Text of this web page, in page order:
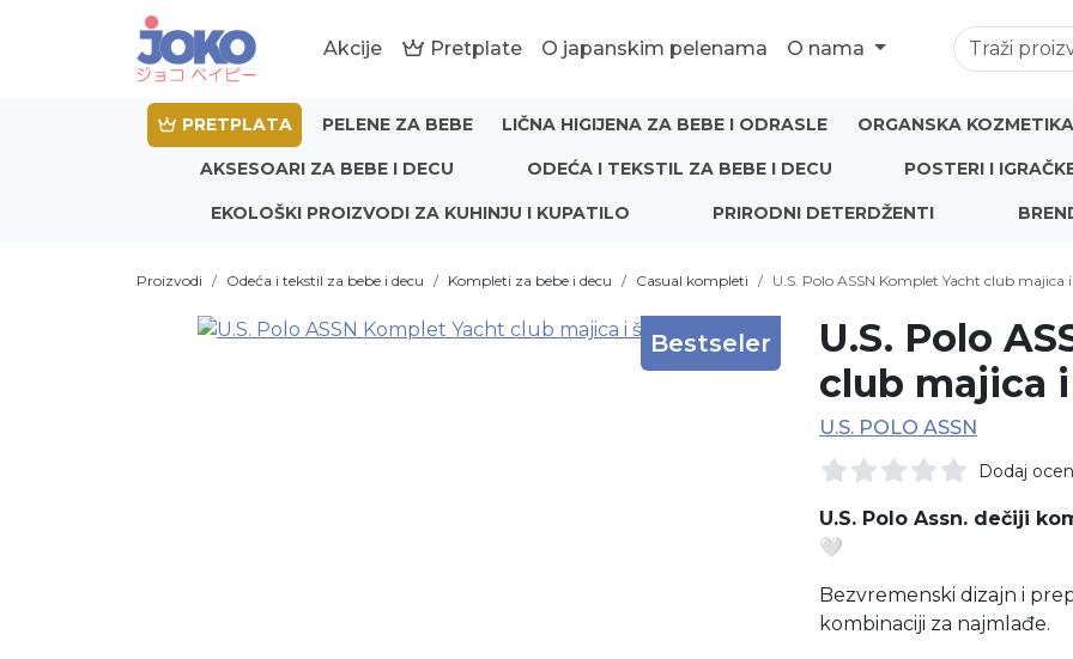
Akcije Pretplate O japanskim pelenama O nama
PRETPLATA PELENE ZA BEBE LIČNA HIGIJENA ZA BEBE I ODRASLE ORGANSKA
AKSESOARI ZA BEBE I DECU ODEĆA I TEKSTIL ZA BEBE I DECU POSTERI I
EKOLOŠKI PROIZVODI ZA KUHINJU I KUPATILO PRIRODNI DETERDŽENTI
Proizvodi Odeća i tekstil za bebe i decu Kompleti za bebe i decu Casual kompleti U.S. Polo ASSN Komplet Yacht club
Bestseler
U.S. Polo
club majica
U.S. POLO ASSN
Dodaj
U.S. Polo Assn. dečiji
🤍
Bezvremenski dizajn i
kombinaciji za najmlađe.